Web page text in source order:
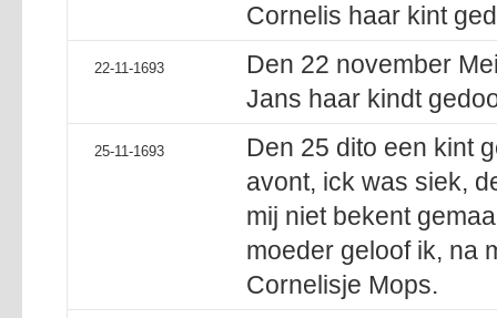
Cornelis haar kint
22-11-1693
Den 22 november
Jans haar kindt
25-11-1693
Den 25 dito een kint
avont, ick was siek,
mij niet bekent
moeder geloof ik, na
Cornelisje Mops.